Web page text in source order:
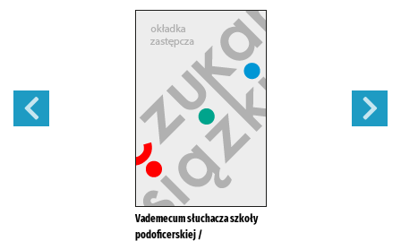
Vademecum słuchacza szkoły
podoficerskiej /